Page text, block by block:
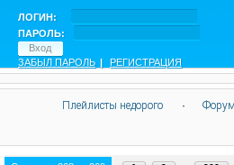
ЛОГИН:
ПАРОЛЬ:
ЗАБЫЛ ПАРОЛЬ | РЕГИСТРАЦИЯ
Плейлисты недорого ·